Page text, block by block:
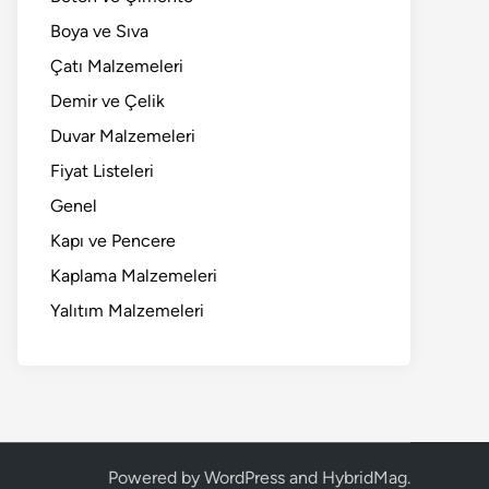
Boya ve Sıva
Çatı Malzemeleri
Demir ve Çelik
Duvar Malzemeleri
Fiyat Listeleri
Genel
Kapı ve Pencere
Kaplama Malzemeleri
Yalıtım Malzemeleri
Powered by WordPress and HybridMag.